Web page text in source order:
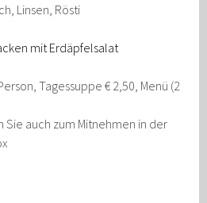
Linsen, Rösti
mit Erdäpfelsalat
Tagessuppe € 2,50, Menü (2
auch zum Mitnehmen in der